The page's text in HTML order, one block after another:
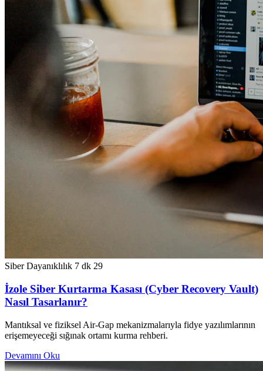
Siber Dayanıklılık 7 dk 29
İzole Siber Kurtarma Kasası (Cyber Recovery Vault)
Nasıl Tasarlanır?
Mantıksal ve fiziksel Air-Gap mekanizmalarıyla fidye yazılımlarının
erişemeyeceği sığınak ortamı kurma rehberi.
Devamını Oku